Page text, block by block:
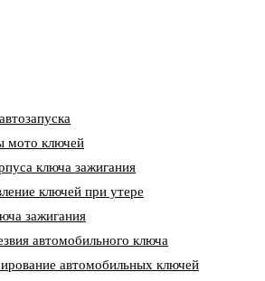
мото ключей
ключа зажигания
ключей при утере
зажигания
автомобильного ключа
автомобильных ключей